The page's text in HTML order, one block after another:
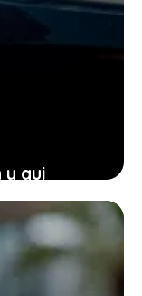
y qui
de voir